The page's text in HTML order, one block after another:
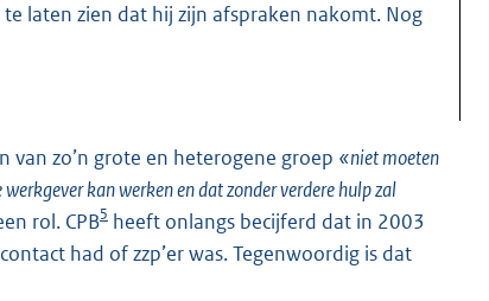
laten zien dat hij zijn afspraken nakomt. Nog
zo’n grote en heterogene groep «niet moeten
kan werken en dat zonder verdere hulp zal
rol. CPB5 heeft onlangs becijferd dat in 2003
had of zzp’er was. Tegenwoordig is dat